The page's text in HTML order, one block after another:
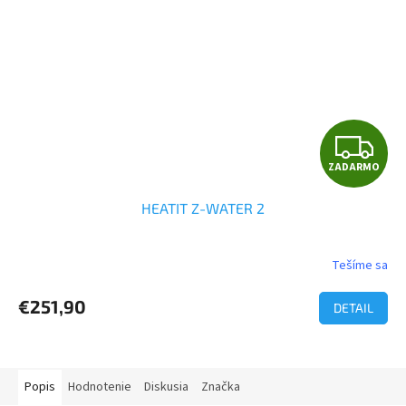
Z
A
A
R
M
ZADARMO
HEATIT Z-WATER 2
Tešíme sa
€251,90 DETAIL
Popis Hodnotenie Diskusia Značka